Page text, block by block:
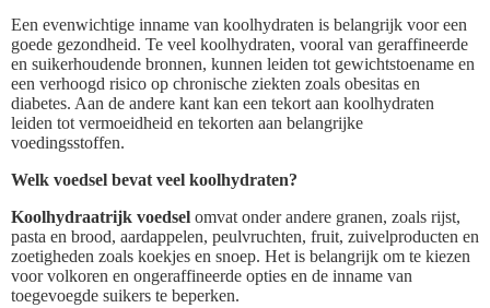
Een evenwichtige inname van koolhydraten is belangrijk voor een
goede gezondheid. Te veel koolhydraten, vooral van geraffineerde
en suikerhoudende bronnen, kunnen leiden tot gewichtstoename en
een verhoogd risico op chronische ziekten zoals obesitas en
diabetes. Aan de andere kant kan een tekort aan koolhydraten
leiden tot vermoeidheid en tekorten aan belangrijke
voedingsstoffen.
Welk voedsel bevat veel koolhydraten?
Koolhydraatrijk voedsel omvat onder andere granen, zoals rijst,
pasta en brood, aardappelen, peulvruchten, fruit, zuivelproducten en
zoetigheden zoals koekjes en snoep. Het is belangrijk om te kiezen
voor volkoren en ongeraffineerde opties en de inname van
toegevoegde suikers te beperken.